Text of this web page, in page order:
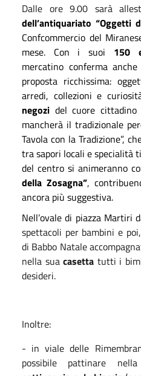
Dalle ore 9.00 sarà
dell’antiquariato “Oggetti
Confcommercio del
mese. Con i suoi 150
mercatino conferma
proposta ricchissima:
arredi, collezioni e
negozi del cuore cittadino
mancherà il tradizionale
Tavola con la Tradizione”,
tra sapori locali e specialità
del centro si animeranno
della Zosagna”,
ancora più suggestiva.
Nell’ovale di piazza Martiri d
spettacoli per bambini e
di Babbo Natale
nella sua casetta tutti i
desideri.
Inoltre:
- in viale delle
possibile pattinare